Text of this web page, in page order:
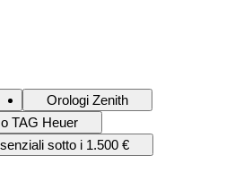
Orologi Zenith
TAG Heuer
sotto i 1.500 €